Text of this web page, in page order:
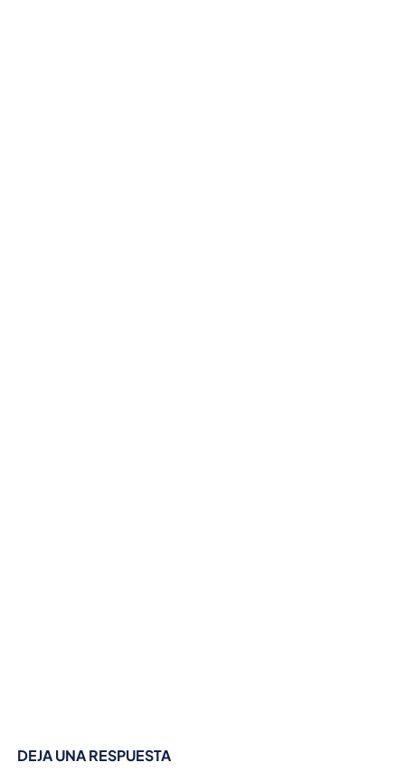
DEJA UNA RESPUESTA